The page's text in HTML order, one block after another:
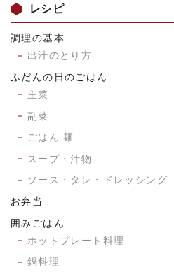
レシピ
調理の基本
出汁のとり方
ふだんの日のごはん
主菜
副菜
ごはん 麺
スープ・汁物
ソース・タレ・ドレッシング
お弁当
囲みごはん
ホットプレート料理
鍋料理